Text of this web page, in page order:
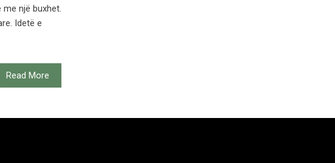
një buxhet.
Idetë e
Read More